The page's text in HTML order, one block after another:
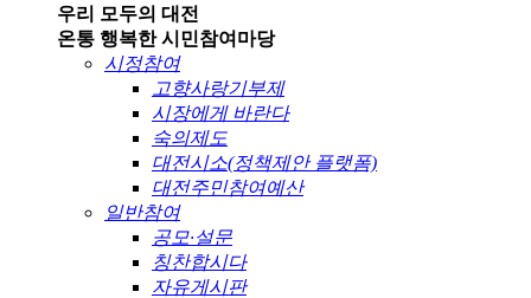
우리 모두의 대전
온통 행복한 시민참여마당
시정참여
고향사랑기부제
시장에게 바란다
숙의제도
대전시소(정책제안 플랫폼)
대전주민참여예산
일반참여
공모·설문
칭찬합시다
자유게시판